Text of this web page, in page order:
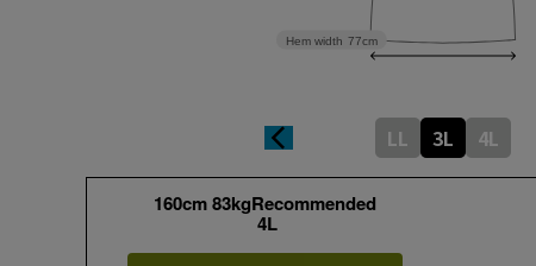
Hem width 77cm
LL 3L 4L
160cm 83kgRecommended
4L